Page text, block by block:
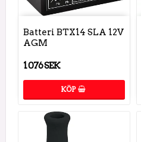
Batteri BTX14 SLA 12V
AGM
1 076 SEK
KÖP